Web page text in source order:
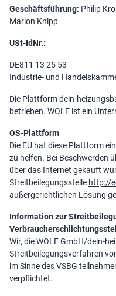
Geschäftsführung: Philip
Marion Knipp
USt-IdNr.:
DE811 13 25 53
Industrie- und
Die Plattform dein-
betrieben. WOLF ist ein
OS-Plattform
Die EU hat diese Plattform
zu helfen. Bei Beschwerden
über das Internet gekauft
Streitbeilegungsstelle http://
außergerichtlichen Lösung
Information zur
Wir, die WOLF GmbH/dein-
Streitbeilegungsverfahren
im Sinne des VSBG
verpflichtet.